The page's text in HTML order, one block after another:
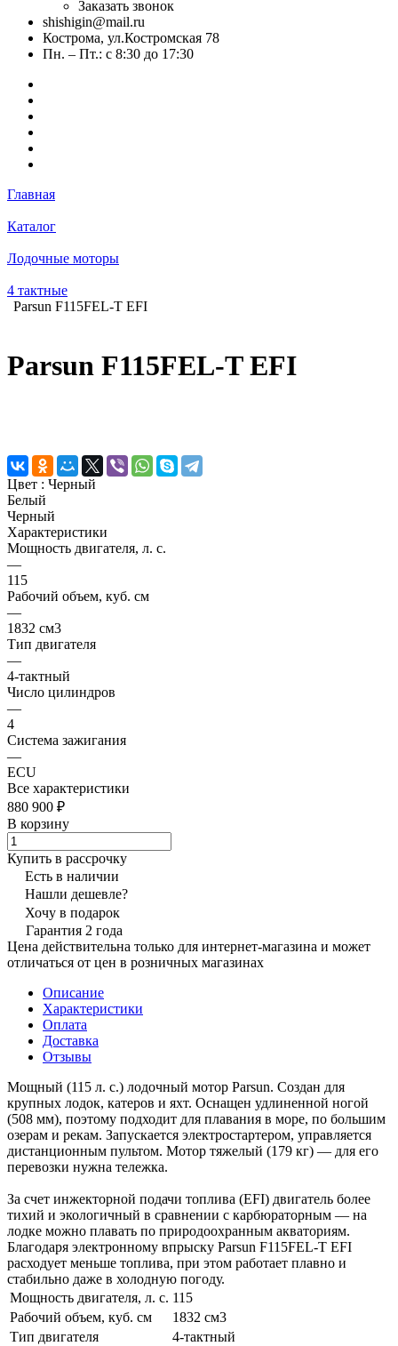
Заказать звонок
shishigin@mail.ru
Кострома, ул.Костромская 78
Пн. – Пт.: с 8:30 до 17:30
Главная
Каталог
Лодочные моторы
4 тактные
Parsun F115FEL-T EFI
Parsun F115FEL-T EFI
Цвет : Черный
Белый
Черный
Характеристики
Мощность двигателя, л. с.
—
115
Рабочий объем, куб. см
—
1832 см3
Тип двигателя
—
4-тактный
Число цилиндров
—
4
Система зажигания
—
ECU
Все характеристики
880 900 ₽
В корзину
Купить в рассрочку
Есть в наличии
Нашли дешевле?
Хочу в подарок
Гарантия 2 года
Цена действительна только для интернет-магазина и может
отличаться от цен в розничных магазинах
Описание
Характеристики
Оплата
Доставка
Отзывы
Мощный (115 л. с.) лодочный мотор Parsun. Создан для
крупных лодок, катеров и яхт. Оснащен удлиненной ногой
(508 мм), поэтому подходит для плавания в море, по большим
озерам и рекам. Запускается электростартером, управляется
дистанционным пультом. Мотор тяжелый (179 кг) — для его
перевозки нужна тележка.
За счет инжекторной подачи топлива (EFI) двигатель более
тихий и экологичный в сравнении с карбюраторным — на
лодке можно плавать по природоохранным акваториям.
Благодаря электронному впрыску Parsun F115FEL-T EFI
расходует меньше топлива, при этом работает плавно и
стабильно даже в холодную погоду.
Мощность двигателя, л. с. 115
Рабочий объем, куб. см
1832 см3
Тип двигателя
4-тактный